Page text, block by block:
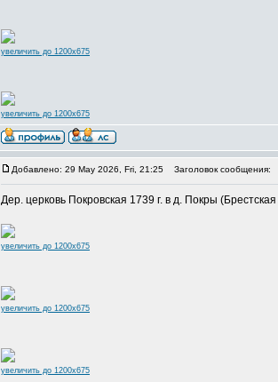
увеличить до 1200x675
увеличить до 1200x675
Добавлено: 29 May 2026, Fri, 21:25 Заголовок сообщения:
Дер. церковь Покровская 1739 г. в д. Покры
увеличить до 1200x675
увеличить до 1200x675
увеличить до 1200x675